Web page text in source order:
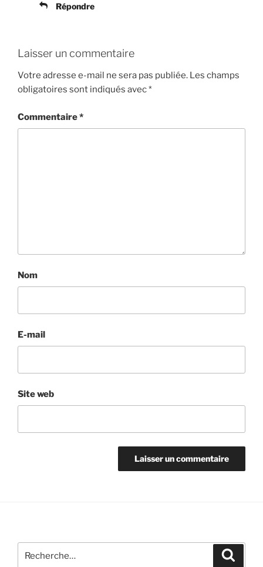
Répondre
Laisser un commentaire
Votre adresse e-mail ne sera pas publiée. Les champs
obligatoires sont indiqués avec*
Commentaire*
Nom
E-mail
Site web
pour